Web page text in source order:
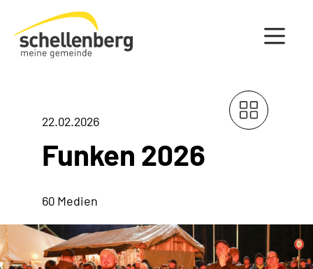
Gemeinde Schellenberg Startseite
22.02.2026
Funken 2026
60 Medien